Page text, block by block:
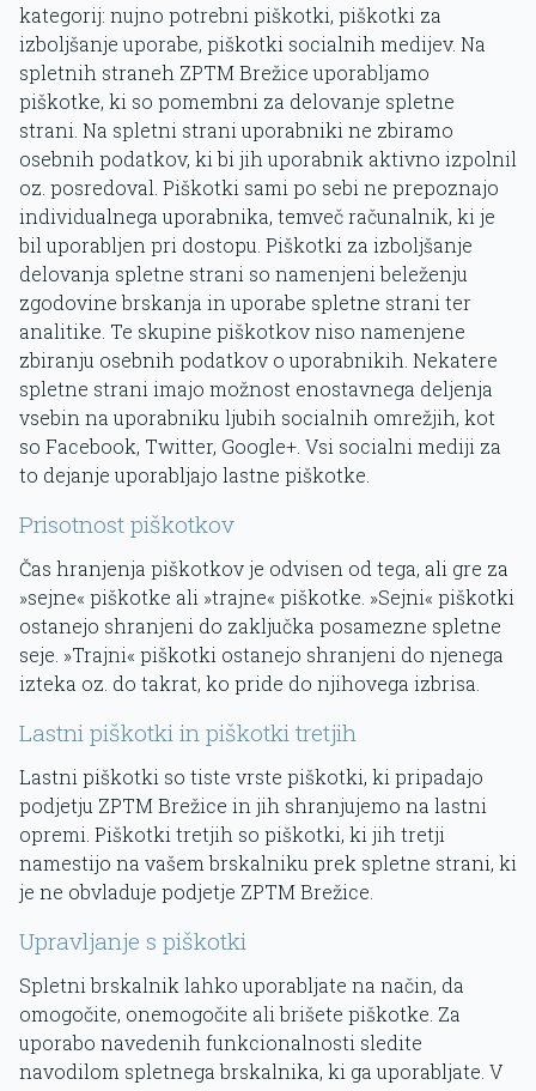
kategorij: nujno potrebni piškotki, piškotki za
izboljšanje uporabe, piškotki socialnih medijev. Na
spletnih straneh ZPTM Brežice uporabljamo
piškotke, ki so pomembni za delovanje spletne
strani. Na spletni strani uporabniki ne zbiramo
osebnih podatkov, ki bi jih uporabnik aktivno izpolnil
oz. posredoval. Piškotki sami po sebi ne prepoznajo
individualnega uporabnika, temveč računalnik, ki je
bil uporabljen pri dostopu. Piškotki za izboljšanje
delovanja spletne strani so namenjeni beleženju
zgodovine brskanja in uporabe spletne strani ter
analitike. Te skupine piškotkov niso namenjene
zbiranju osebnih podatkov o uporabnikih. Nekatere
spletne strani imajo možnost enostavnega deljenja
vsebin na uporabniku ljubih socialnih omrežjih, kot
so Facebook, Twitter, Google+. Vsi socialni mediji za
to dejanje uporabljajo lastne piškotke.
Prisotnost piškotkov
Čas hranjenja piškotkov je odvisen od tega, ali gre za
»sejne« piškotke ali »trajne« piškotke. »Sejni« piškotki
ostanejo shranjeni do zaključka posamezne spletne
seje. »Trajni« piškotki ostanejo shranjeni do njenega
izteka oz. do takrat, ko pride do njihovega izbrisa.
Lastni piškotki in piškotki tretjih
Lastni piškotki so tiste vrste piškotki, ki pripadajo
podjetju ZPTM Brežice in jih shranjujemo na lastni
opremi. Piškotki tretjih so piškotki, ki jih tretji
namestijo na vašem brskalniku prek spletne strani, ki
je ne obvladuje podjetje ZPTM Brežice.
Upravljanje s piškotki
Spletni brskalnik lahko uporabljate na način, da
omogočite, onemogočite ali brišete piškotke. Za
uporabo navedenih funkcionalnosti sledite
navodilom spletnega brskalnika, ki ga uporabljate. V